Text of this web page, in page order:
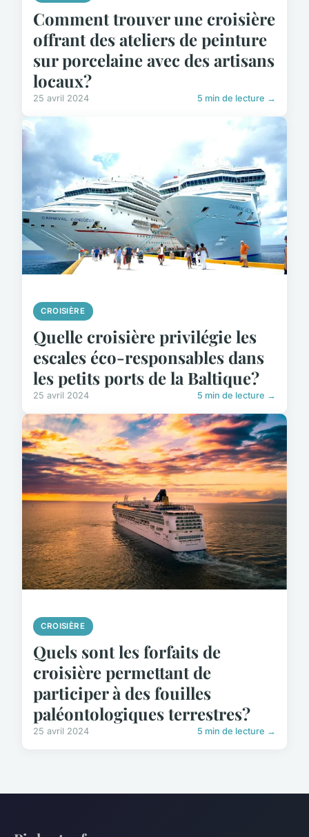
Comment trouver une croisière
offrant des ateliers de peinture
sur porcelaine avec des artisans
locaux?
25 avril 2024 5 min de lecture →
CROISIÈRE
Quelle croisière privilégie les
escales éco-responsables dans
les petits ports de la Baltique?
25 avril 2024 5 min de lecture →
CROISIÈRE
Quels sont les forfaits de
croisière permettant de
participer à des fouilles
paléontologiques terrestres?
25 avril 2024 5 min de lecture →